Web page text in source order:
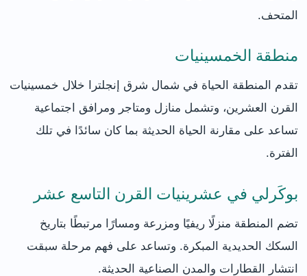
المتحف.
منطقة الخمسينيات
تقدم المنطقة الحياة في شمال شرق إنجلترا خلال خمسينيات
القرن العشرين، وتشمل منازل ومتاجر ومرافق اجتماعية
تساعد على مقارنة الحياة الحديثة بما كان سائدًا في تلك
الفترة.
بوكَرلي في عشرينيات القرن التاسع عشر
تضم المنطقة منزلًا ريفيًا ومزرعة ومسارًا مرتبطًا بتاريخ
السكك الحديدية المبكرة. وتساعد على فهم مرحلة سبقت
انتشار القطارات والمدن الصناعية الحديثة.